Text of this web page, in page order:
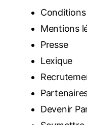
Mentions
Presse
Lexique
Devenir